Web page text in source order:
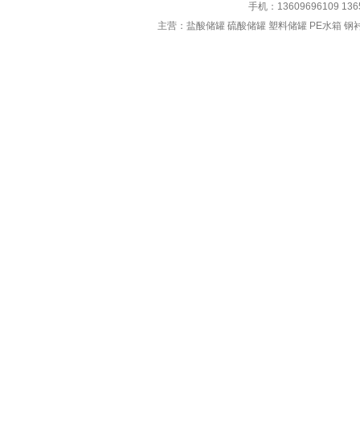
手机：13609696109
主营：盐酸储罐 硫酸储罐 塑料储罐 PE水箱 钢